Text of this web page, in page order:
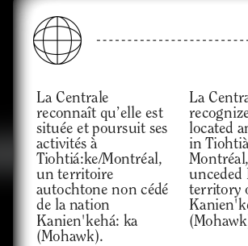
La
located
in
unceded
territory
La Centrale
reconnaît qu’elle est
située et poursuit ses
activités à
Tiohtiá:ke/Montréal,
un territoire
autochtone non cédé
de la nation
Kanien'kehá: ka
(Mohawk).
/ ACKNOWLEDGE